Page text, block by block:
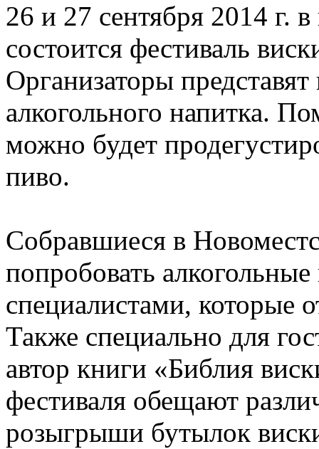
26 и 27 сентября 2014 г.
состоится фестиваль
Организаторы
алкогольного напитка.
можно будет
пиво.
Собравшиеся в
попробовать
специалистами, которые
Также специально для
автор книги «Библия
фестиваля обещают
розыгрыши бутылок